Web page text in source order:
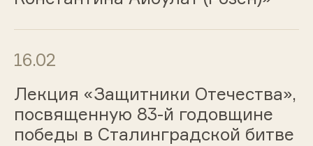
16.02
Лекция «Защитники Отечества»,
посвященную 83-й годовщине
победы в Сталинградской битве